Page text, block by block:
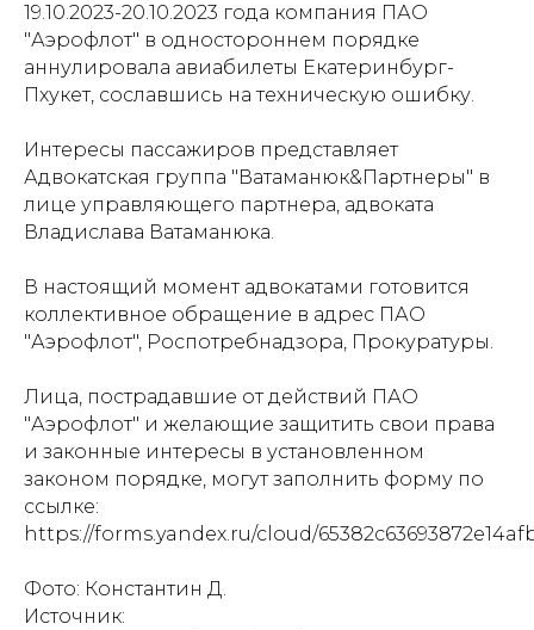
19.10.2023-20.10.2023 года компания ПАО
"Аэрофлот" в одностороннем порядке
аннулировала авиабилеты Екатеринбург-
Пхукет, сославшись на техническую ошибку.
Интересы пассажиров представляет
Адвокатская группа "Ватаманюк&Партнеры" в
лице управляющего партнера, адвоката
Владислава Ватаманюка.
В настоящий момент адвокатами готовится
коллективное обращение в адрес ПАО
"Аэрофлот", Роспотребнадзора, Прокуратуры.
Лица, пострадавшие от действий ПАО
"Аэрофлот" и желающие защитить свои права
и законные интересы в установленном
законом порядке, могут заполнить форму по
ссылке:
https://forms.yandex.ru/cloud/
Фото: Константин Д.
Источник: